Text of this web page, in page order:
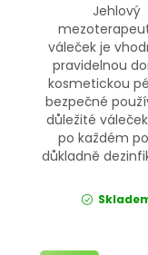
Jehlový
váleček je
pravidelnou
kosmetickou
bezpečné
důležité
po každém
důkladně